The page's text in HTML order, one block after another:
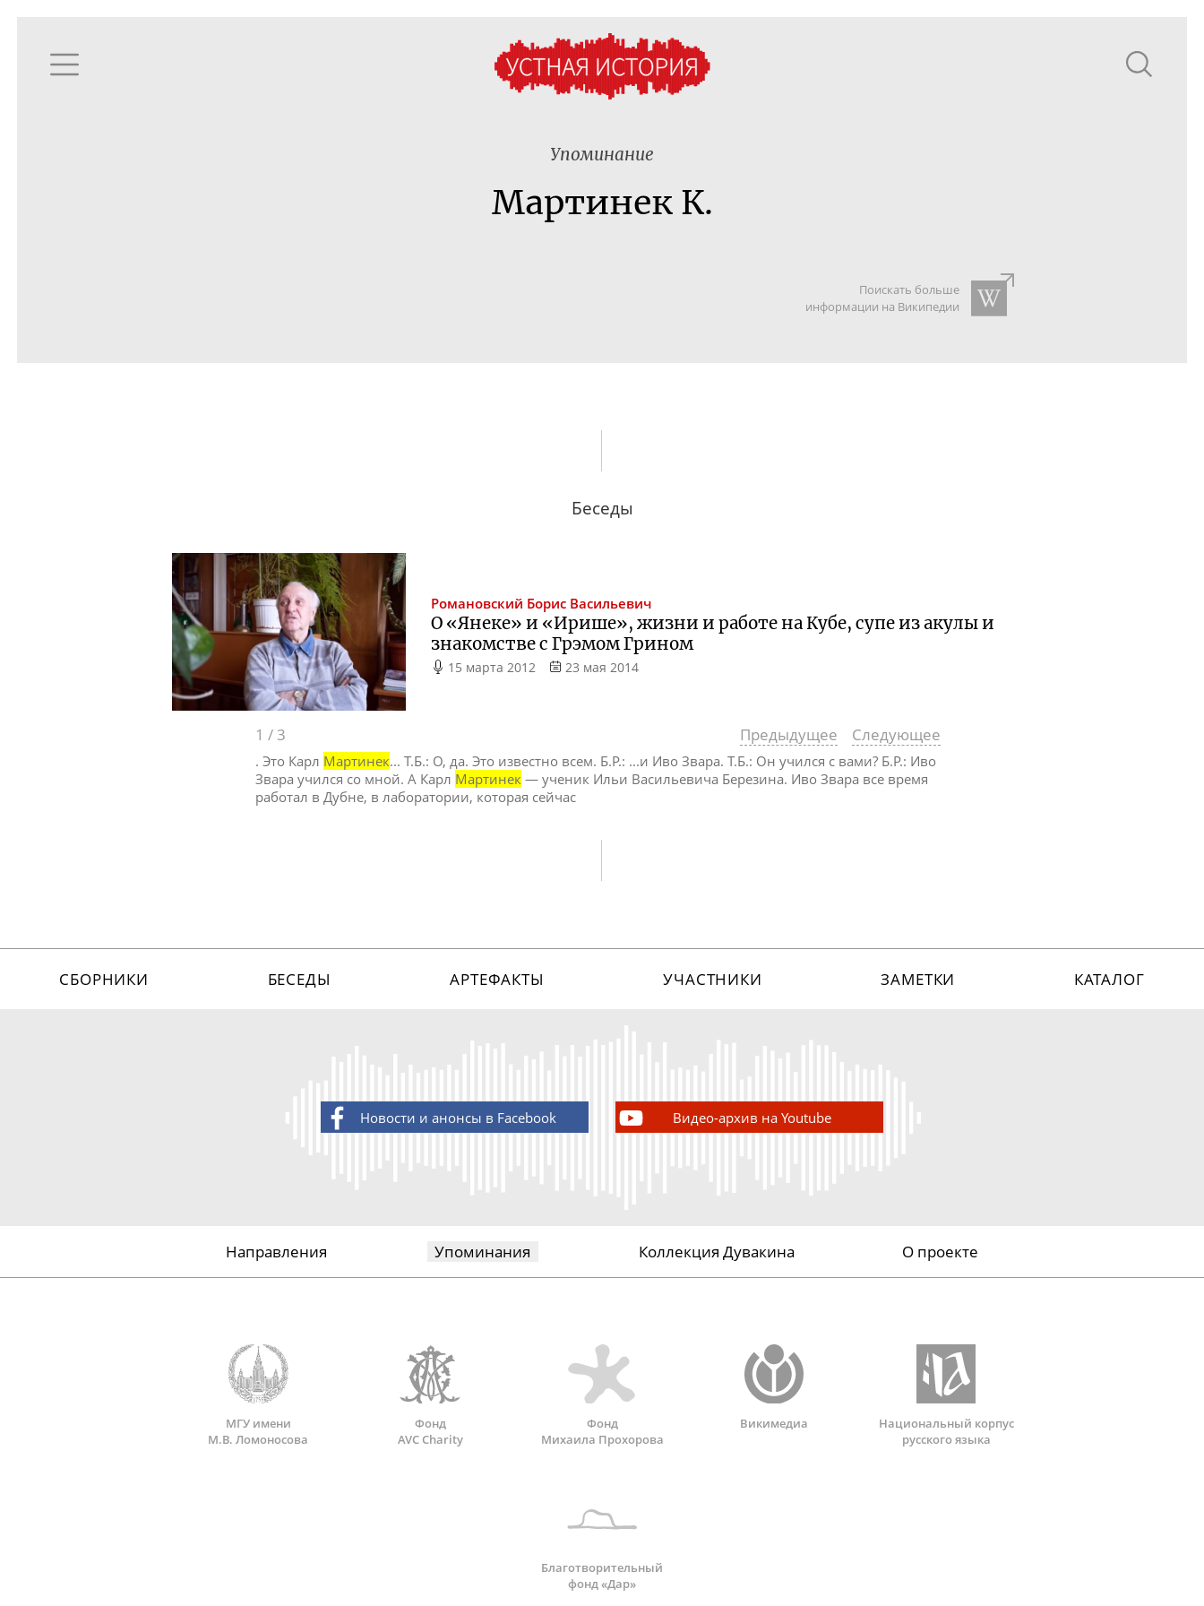
Упоминание
Мартинек К.
Поискать больше
информации на Википедии
Беседы
Романовский Борис Васильевич
О «Янеке» и «Ирише», жизни и работе на Кубе, супе из акулы и
знакомстве с Грэмом Грином
15 марта 2012 23 мая 2014
1 / 3 Предыдущее Следующее
. Это Карл Мартинек... Т.Б.: О, да. Это известно всем. Б.Р.: ...и Иво Звара. Т.Б.: Он учился с вами? Б.Р.: Иво
Звара учился со мной. А Карл Мартинек — ученик Ильи Васильевича Березина. Иво Звара все время
работал в Дубне, в лаборатории, которая сейчас
СБОРНИКИ БЕСЕДЫ АРТЕФАКТЫ УЧАСТНИКИ ЗАМЕТКИ КАТАЛОГ
Новости и анонсы в Facebook Видео-архив на Youtube
Направления Упоминания Коллекция Дувакина О проекте
МГУ имени
М.В. Ломоносова
Фонд
AVC Charity
Фонд
Михаила Прохорова
Викимедиа
Национальный корпус
русского языка
Благотворительный
фонд «Дар»